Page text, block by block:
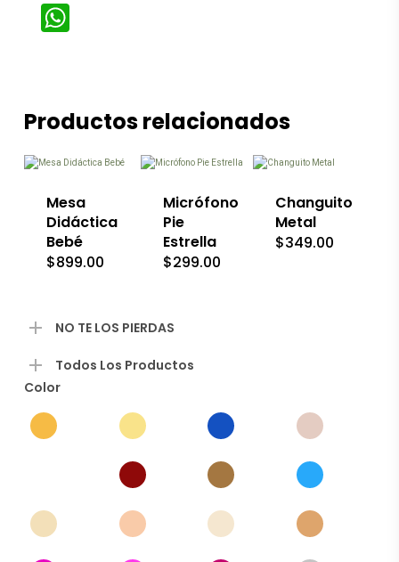
WhatsApp
Productos relacionados
Mesa
Didáctica
Bebé
$899.00
Micrófono
Pie
Estrella
$299.00
Changuito
Metal
$349.00
NO TE LOS PIERDAS
Todos Los Productos
Color